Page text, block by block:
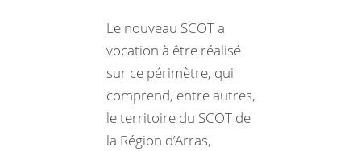
Le nouveau SCOT a
vocation à être réalisé
sur ce périmètre, qui
comprend, entre autres,
le territoire du SCOT de
la Région d’Arras,